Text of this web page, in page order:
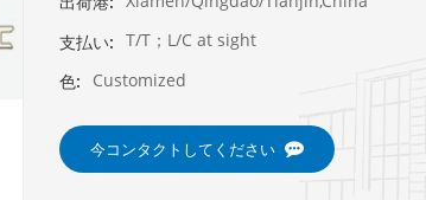
支払い: T/T；L/C at sight
色:
Customized
今コンタクトしてください